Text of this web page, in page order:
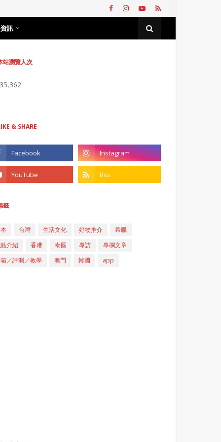
訊
站瀏覽人次
& SHARE
籤
台灣 生活文化 好物推介
希臘
介紹
香港 泰國 專訪
專欄文章
／評測／教學
澳門 韓國 app